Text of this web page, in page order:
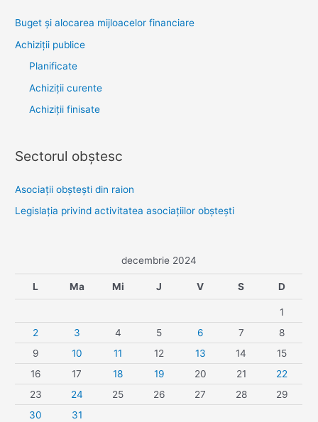
Buget și alocarea mijloacelor financiare
Achiziţii publice
Planificate
Achiziții curente
Achiziții finisate
Sectorul obştesc
Asociaţii obşteşti din raion
Legislaţia privind activitatea asociaţiilor obşteşti
decembrie 2024
L Ma Mi J V S D
1
2
3 4 5 6 7
8
9
10 11 12 13 14
15
16
17 18 19 20 21
22
23
24 25 26 27 28
29
30
31